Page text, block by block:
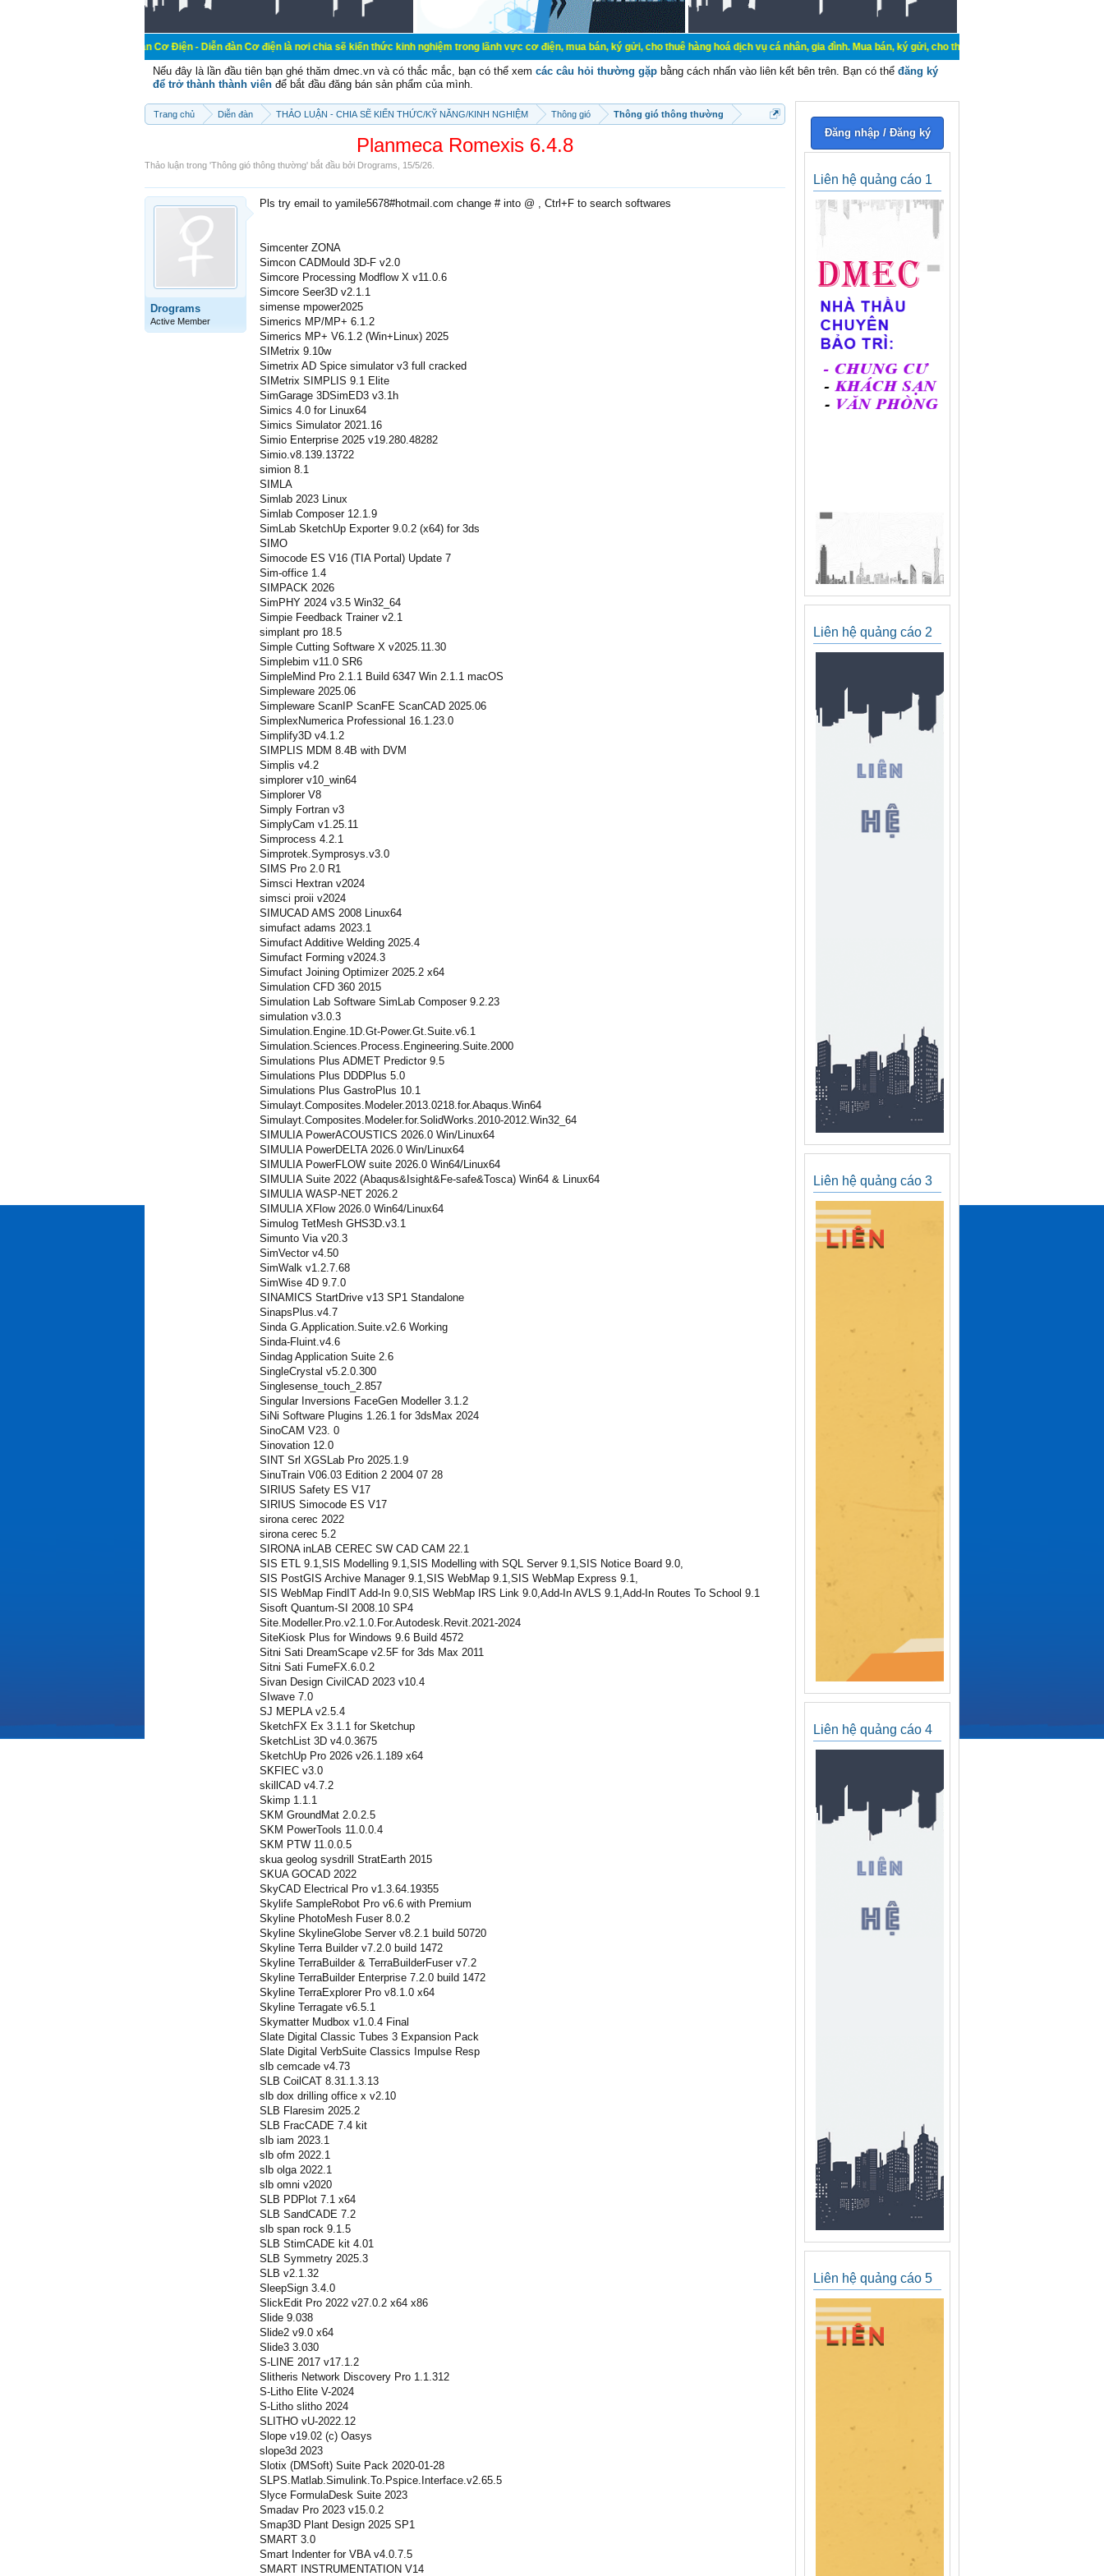
đến với Diễn đàn Cơ Điện - Diễn đàn Cơ điện là nơi chia sẽ kiến thức kinh nghiệm trong lãnh vực cơ điện, mua bán, ký gửi, cho thuê hàng hoá dịch vụ cá nhân, gia đình. Mua bán, ký gửi, cho thuê thiết bị hệ thống cơ điện các dự án,
Nếu đây là lần đầu tiên bạn ghé thăm dmec.vn và có thắc mắc, bạn có thể xem các câu hỏi thường gặp bằng cách nhấn vào liên kết bên trên. Bạn có thể đăng ký
để trở thành thành viên để bắt đầu đăng bán sản phẩm của mình.
Trang chủ Diễn đàn THẢO LUẬN - CHIA SẼ KIẾN THỨC/KỸ NĂNG/KINH NGHIỆM Thông gió Thông gió thông thường
Planmeca Romexis 6.4.8
Thảo luận trong 'Thông gió thông thường' bắt đầu bởi Drograms 15/5/26
Drograms
Active Member
Pls try email to yamile5678#hotmail.com change # into @ , Ctrl+F to search softwares
Simcenter ZONA
Simcon CADMould 3D-F v2.0
Simcore Processing Modflow X v11.0.6
Simcore Seer3D v2.1.1
simense mpower2025
Simerics MP/MP+ 6.1.2
Simerics MP+ V6.1.2 (Win+Linux) 2025
SIMetrix 9.10w
Simetrix AD Spice simulator v3 full cracked
SIMetrix SIMPLIS 9.1 Elite
SimGarage 3DSimED3 v3.1h
Simics 4.0 for Linux64
Simics Simulator 2021.16
Simio Enterprise 2025 v19.280.48282
Simio.v8.139.13722
simion 8.1
SIMLA
Simlab 2023 Linux
Simlab Composer 12.1.9
SimLab SketchUp Exporter 9.0.2 (x64) for 3ds
SIMO
Simocode ES V16 (TIA Portal) Update 7
Sim-office 1.4
SIMPACK 2026
SimPHY 2024 v3.5 Win32_64
Simpie Feedback Trainer v2.1
simplant pro 18.5
Simple Cutting Software X v2025.11.30
Simplebim v11.0 SR6
SimpleMind Pro 2.1.1 Build 6347 Win 2.1.1 macOS
Simpleware 2025.06
Simpleware ScanIP ScanFE ScanCAD 2025.06
SimplexNumerica Professional 16.1.23.0
Simplify3D v4.1.2
SIMPLIS MDM 8.4B with DVM
Simplis v4.2
simplorer v10_win64
Simplorer V8
Simply Fortran v3
SimplyCam v1.25.11
Simprocess 4.2.1
Simprotek.Symprosys.v3.0
SIMS Pro 2.0 R1
Simsci Hextran v2024
simsci proii v2024
SIMUCAD AMS 2008 Linux64
simufact adams 2023.1
Simufact Additive Welding 2025.4
Simufact Forming v2024.3
Simufact Joining Optimizer 2025.2 x64
Simulation CFD 360 2015
Simulation Lab Software SimLab Composer 9.2.23
simulation v3.0.3
Simulation.Engine.1D.Gt-Power.Gt.Suite.v6.1
Simulation.Sciences.Process.Engineering.Suite.2000
Simulations Plus ADMET Predictor 9.5
Simulations Plus DDDPlus 5.0
Simulations Plus GastroPlus 10.1
Simulayt.Composites.Modeler.2013.0218.for.Abaqus.Win64
Simulayt.Composites.Modeler.for.SolidWorks.2010-2012.Win32_64
SIMULIA PowerACOUSTICS 2026.0 Win/Linux64
SIMULIA PowerDELTA 2026.0 Win/Linux64
SIMULIA PowerFLOW suite 2026.0 Win64/Linux64
SIMULIA Suite 2022 (Abaqus&Isight&Fe-safe&Tosca) Win64 & Linux64
SIMULIA WASP-NET 2026.2
SIMULIA XFlow 2026.0 Win64/Linux64
Simulog TetMesh GHS3D.v3.1
Simunto Via v20.3
SimVector v4.50
SimWalk v1.2.7.68
SimWise 4D 9.7.0
SINAMICS StartDrive v13 SP1 Standalone
SinapsPlus.v4.7
Sinda G.Application.Suite.v2.6 Working
Sinda-Fluint.v4.6
Sindag Application Suite 2.6
SingleCrystal v5.2.0.300
Singlesense_touch_2.857
Singular Inversions FaceGen Modeller 3.1.2
SiNi Software Plugins 1.26.1 for 3dsMax 2024
SinoCAM V23. 0
Sinovation 12.0
SINT Srl XGSLab Pro 2025.1.9
SinuTrain V06.03 Edition 2 2004 07 28
SIRIUS Safety ES V17
SIRIUS Simocode ES V17
sirona cerec 2022
sirona cerec 5.2
SIRONA inLAB CEREC SW CAD CAM 22.1
SIS ETL 9.1,SIS Modelling 9.1,SIS Modelling with SQL Server 9.1,SIS Notice Board 9.0,
SIS PostGIS Archive Manager 9.1,SIS WebMap 9.1,SIS WebMap Express 9.1,
SIS WebMap FindIT Add-In 9.0,SIS WebMap IRS Link 9.0,Add-In AVLS 9.1,Add-In Routes To School 9.1
Sisoft Quantum-SI 2008.10 SP4
Site.Modeller.Pro.v2.1.0.For.Autodesk.Revit.2021-2024
SiteKiosk Plus for Windows 9.6 Build 4572
Sitni Sati DreamScape v2.5F for 3ds Max 2011
Sitni Sati FumeFX.6.0.2
Sivan Design CivilCAD 2023 v10.4
SIwave 7.0
SJ MEPLA v2.5.4
SketchFX Ex 3.1.1 for Sketchup
SketchList 3D v4.0.3675
SketchUp Pro 2026 v26.1.189 x64
SKFIEC v3.0
skillCAD v4.7.2
Skimp 1.1.1
SKM GroundMat 2.0.2.5
SKM PowerTools 11.0.0.4
SKM PTW 11.0.0.5
skua geolog sysdrill StratEarth 2015
SKUA GOCAD 2022
SkyCAD Electrical Pro v1.3.64.19355
Skylife SampleRobot Pro v6.6 with Premium
Skyline PhotoMesh Fuser 8.0.2
Skyline SkylineGlobe Server v8.2.1 build 50720
Skyline Terra Builder v7.2.0 build 1472
Skyline TerraBuilder & TerraBuilderFuser v7.2
Skyline TerraBuilder Enterprise 7.2.0 build 1472
Skyline TerraExplorer Pro v8.1.0 x64
Skyline Terragate v6.5.1
Skymatter Mudbox v1.0.4 Final
Slate Digital Classic Tubes 3 Expansion Pack
Slate Digital VerbSuite Classics Impulse Resp
slb cemcade v4.73
SLB CoilCAT 8.31.1.3.13
slb dox drilling office x v2.10
SLB Flaresim 2025.2
SLB FracCADE 7.4 kit
slb iam 2023.1
slb ofm 2022.1
slb olga 2022.1
slb omni v2020
SLB PDPlot 7.1 x64
SLB SandCADE 7.2
slb span rock 9.1.5
SLB StimCADE kit 4.01
SLB Symmetry 2025.3
SLB v2.1.32
SleepSign 3.4.0
SlickEdit Pro 2022 v27.0.2 x64 x86
Slide 9.038
Slide2 v9.0 x64
Slide3 3.030
S-LINE 2017 v17.1.2
Slitheris Network Discovery Pro 1.1.312
S-Litho Elite V-2024
S-Litho slitho 2024
SLITHO vU-2022.12
Slope v19.02 (c) Oasys
slope3d 2023
Slotix (DMSoft) Suite Pack 2020-01-28
SLPS.Matlab.Simulink.To.Pspice.Interface.v2.65.5
Slyce FormulaDesk Suite 2023
Smadav Pro 2023 v15.0.2
Smap3D Plant Design 2025 SP1
SMART 3.0
Smart Indenter for VBA v4.0.7.5
SMART INSTRUMENTATION V14
Đăng nhập / Đăng ký
Liên hệ quảng cáo 1
Liên hệ quảng cáo 2
Liên hệ quảng cáo 3
Liên hệ quảng cáo 4
Liên hệ quảng cáo 5